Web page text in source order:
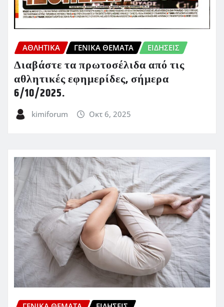
ΑΘΛΗΤΙΚΑ ΓΕΝΙΚΑ ΘΕΜΑΤΑ ΕΙΔΗΣΕΙΣ
Διαβάστε τα πρωτοσέλιδα από τις
αθλητικές εφημερίδες, σήμερα
6/10/2025.
kimiforum Οκτ 6, 2025